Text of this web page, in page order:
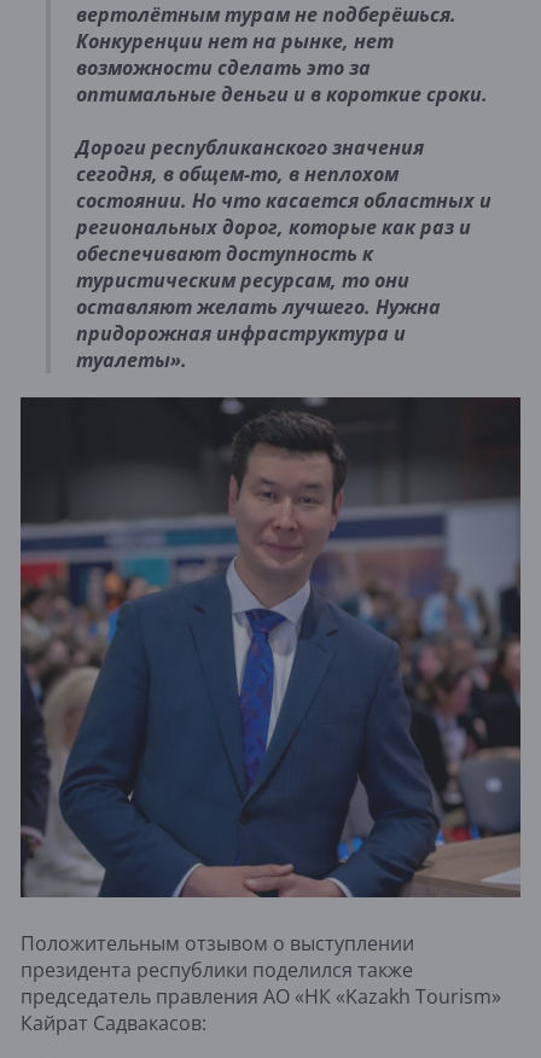
вертолётным турам не подберёшься.
Конкуренции нет на рынке, нет
возможности сделать это за
оптимальные деньги и в короткие сроки.
Дороги республиканского значения
сегодня, в общем-то, в неплохом
состоянии. Но что касается областных и
региональных дорог, которые как раз и
обеспечивают доступность к
туристическим ресурсам, то они
оставляют желать лучшего. Нужна
придорожная инфраструктура и
туалеты».
Положительным отзывом о выступлении
президента республики поделился также
председатель правления АО «НК «Kazakh Tourism»
Кайрат Садвакасов: